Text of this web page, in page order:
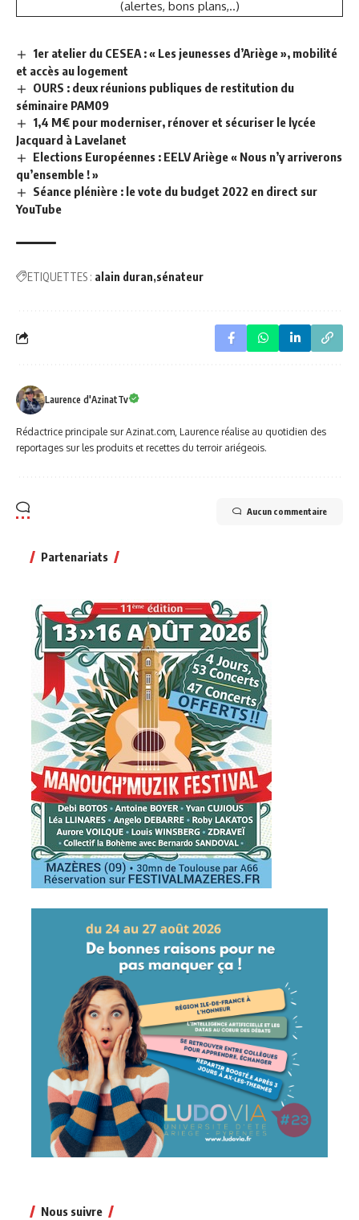
(alertes, bons plans,..)
1er atelier du CESEA : « Les jeunesses d’Ariège », mobilité
et accès au logement
OURS : deux réunions publiques de restitution du
séminaire PAM09
1,4 M€ pour moderniser, rénover et sécuriser le lycée
Jacquard à Lavelanet
Elections Européennes : EELV Ariège « Nous n’y arriverons
qu’ensemble ! »
Séance plénière : le vote du budget 2022 en direct sur
YouTube
ETIQUETTES : alain duran sénateur
Laurence d'AzinatTv
Rédactrice principale sur Azinat.com, Laurence réalise au quotidien des
reportages sur les produits et recettes du terroir ariégeois.
Aucun commentaire
Partenariats
Nous suivre